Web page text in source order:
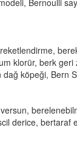
Bernoulli
klorür, berk
köpeği, Bern
derice,